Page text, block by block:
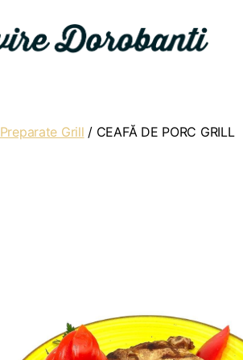
Preparate Grill / CEAFĂ DE PORC GRILL